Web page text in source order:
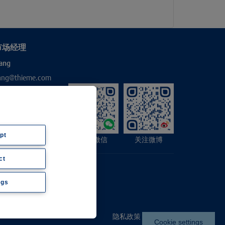
Cookie settings
经理
关注微博
关注微信
隐私政策